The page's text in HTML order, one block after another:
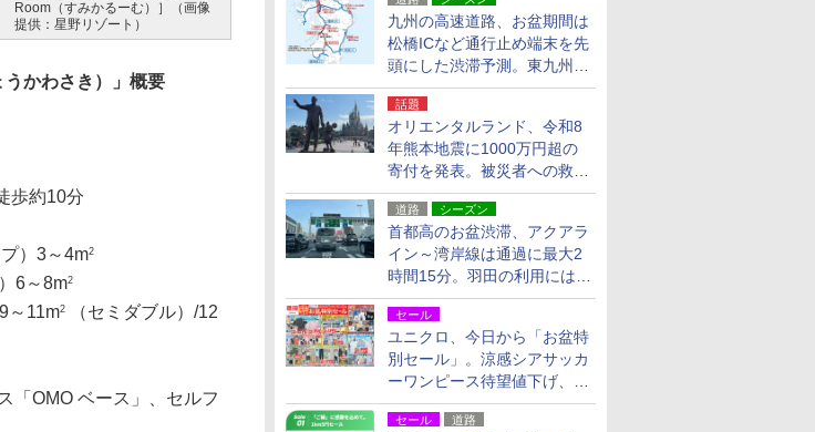
九州の高速道路、お盆期間は
松橋ICなど通行止め端末を先
頭にした渋滞予測。東九州道
への迂回は料金調整を実施
話題
オリエンタルランド、令和8
年熊本地震に1000万円超の
寄付を発表。被災者への救援
活動・復旧支援
道路 シーズン
首都高のお盆渋滞、アクアラ
イン～湾岸線は通過に最大2
時間15分。羽田の利用には
「空港西出口」の利用検討を
セール
ユニクロ、今日から「お盆特
別セール」。涼感シアサッカ
ーワンピース待望値下げ、撥
水ギアショーツは1990円に
セール 道路
Room（すみかるーむ）］（画像
提供：星野リゾート）
かわさき）」概要
歩約10分
）3～4m2
6～8m2
～11m2
（セミダブル）/12
「OMO ベース」、セルフ